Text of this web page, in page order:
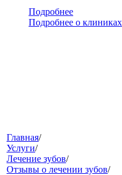
Подробнее
Подробнее о клиниках
меню
Главная/
Услуги/
Лечение зубов/
Отзывы о лечении зубов/